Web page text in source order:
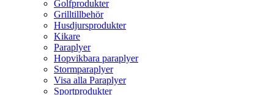
Golfprodukter
Grilltillbehör
Husdjursprodukter
Kikare
Paraplyer
Hopvikbara paraplyer
Stormparaplyer
Visa alla Paraplyer
Sportprodukter